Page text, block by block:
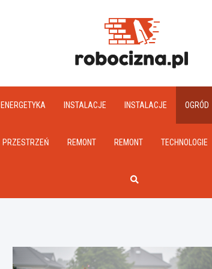
ENERGETYKA INSTALACJE INSTALACJE OGRÓD
PRZESTRZEŃ REMONT REMONT TECHNOLOGIE